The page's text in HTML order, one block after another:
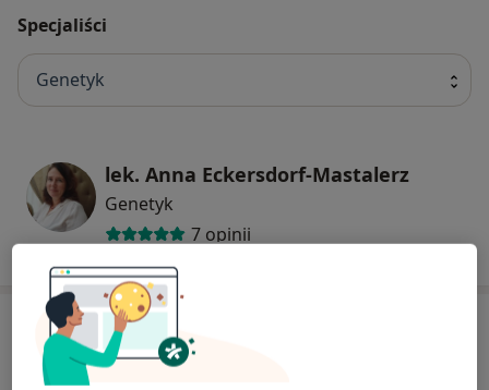
Specjaliści
Genetyk
lek. Anna Eckersdorf-Mastalerz
Genetyk
7 opinii
Adresy (2)
Adres 1